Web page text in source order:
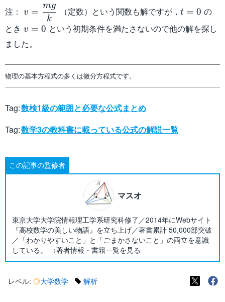
注： v=\dfrac{mg}
v =
k
mg
（定数）という関数も解ですが， t=0
t = 0 の
とき v=0
v = 0 という初期条件を満たさないので他の解を探し
ました。
物理の基本方程式の多くは微分方程式です。
Tag:数検1級の範囲と必要な公式まとめ
Tag:数学3の教科書に載っている公式の解説一覧
この記事の監修者
マスオ
東京大学大学院情報理工学系研究科修了／2014年にWebサイト
『高校数学の美しい物語』を立ち上げ／著書累計 50,000部突破
／「わかりやすいこと」と「ごまかさないこと」の両立を意識
している。 →著者情報・書籍一覧を見る
レベル: ◎大学数学 解析